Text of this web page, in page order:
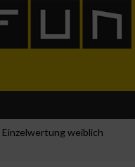
Einzelwertung weiblich